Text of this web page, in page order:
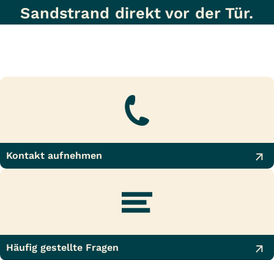
Sandstrand direkt vor der Tür.
Kontakt aufnehmen
Häufig gestellte Fragen